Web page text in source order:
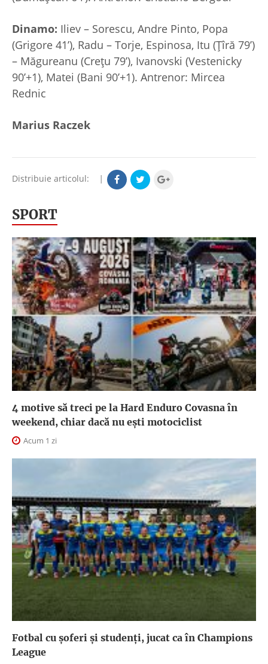
Dinamo: Iliev – Sorescu, Andre Pinto, Popa
(Grigore 41’), Radu – Torje, Espinosa, Itu (Țîră 79’)
– Măgureanu (Crețu 79’), Ivanovski (Vestenicky
90’+1), Matei (Bani 90’+1). Antrenor: Mircea
Rednic
Marius Raczek
Distribuie articolul: |
SPORT
4 motive să treci pe la Hard Enduro Covasna în
weekend, chiar dacă nu ești motociclist
Acum 1 zi
Fotbal cu șoferi și studenți, jucat ca în Champions
League